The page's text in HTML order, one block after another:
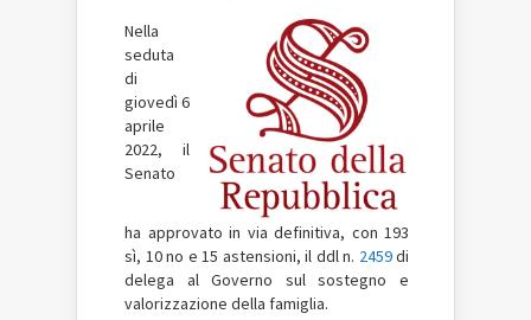
Nella
seduta
di
giovedì 6
aprile
2022, il
Senato
ha approvato in via definitiva, con 193
sì, 10 no e 15 astensioni, il ddl n. 2459di
delega al Governo sul sostegno e
valorizzazione della famiglia.